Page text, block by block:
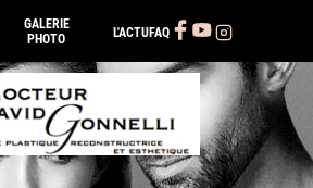
GALERIE
PHOTO
L'ACTUFAQ
cookies